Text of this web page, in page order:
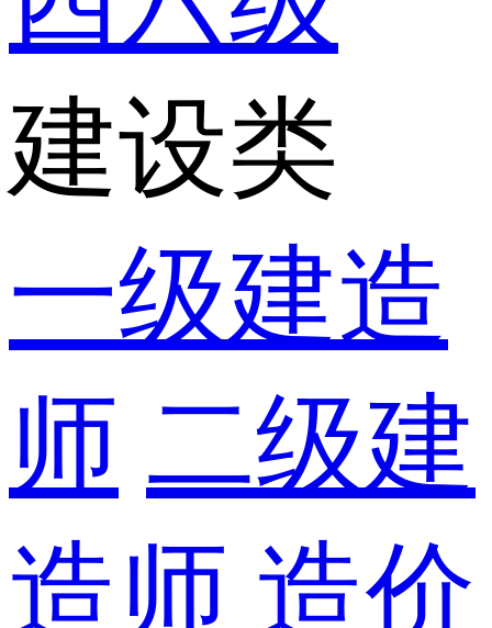
建设类
一级建造
师 二级建
造师 造价